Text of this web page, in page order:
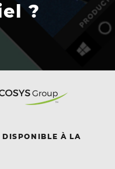
?
DISPONIBLE À LA